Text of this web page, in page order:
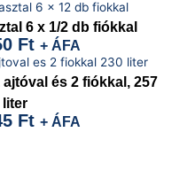
6 x 1/2 db fiókkal
Ft + ÁFA
és 2 fiókkal, 257
liter
Ft + ÁFA